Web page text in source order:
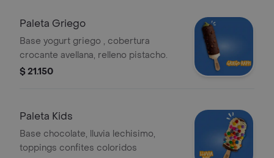
Paleta Griego
Base yogurt griego , cobertura
crocante avellana, relleno pistacho.
$ 21.150
Paleta Kids
Base chocolate, lluvia lechisimo,
toppings confites coloridos